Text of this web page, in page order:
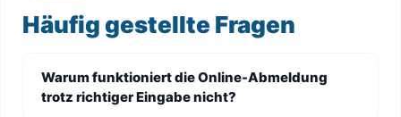
Häufig gestellte Fragen
Warum funktioniert die Online-Abmeldung
trotz richtiger Eingabe nicht?